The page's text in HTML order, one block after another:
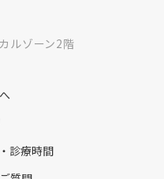
ルゾーン2階
診療時間